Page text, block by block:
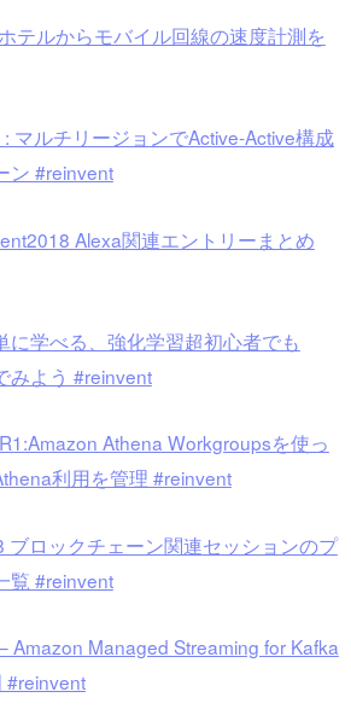
テルからモバイル回線の速度計測を
マルチリージョンでActive-Active構成
ン #reinvent
Alexa関連エントリーまとめ
に学べる、強化学習超初心者でも
みよう #reinvent
Athena Workgroupsを使っ
利用を管理 #reinvent
ブロックチェーン関連セッションのプ
覧 #reinvent
Amazon Managed Streaming for Kafka
#reinvent